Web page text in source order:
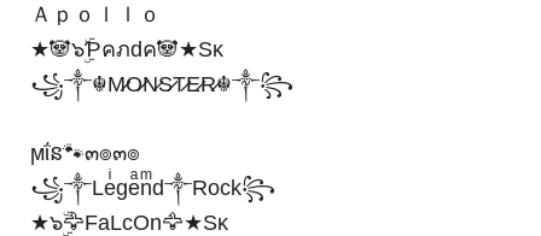
Ａｐｏｌｌｏ
★🐼๖ۣۜƤคภdค🐼★Sᴋ
꧁༒☬M̷O̷N̷S̷T̷E̷R̷☬༒꧂
ϻΐន🐾๓๏๓๏
꧁༒Leͥgeͣnͫd༒Rock꧂
★๖ۣۜ🦅FaLcOn🦅★Sᴋ